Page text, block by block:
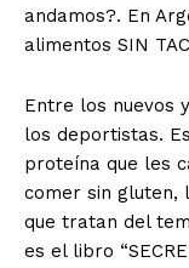
andamos?. En
alimentos SIN
Entre los nuevos
los deportistas.
proteína que les
comer sin gluten,
que tratan del
es el libro